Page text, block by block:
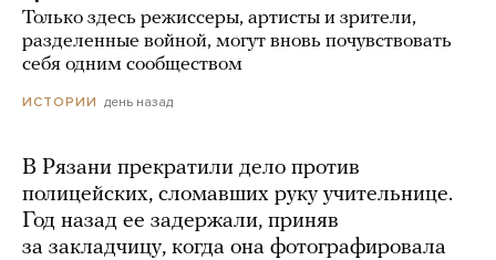
Только здесь режиссеры, артисты и зрители,
разделенные войной, могут вновь почувствовать
себя одним сообществом
ИСТОРИИ день назад
В Рязани прекратили дело против
полицейских, сломавших руку учительнице.
Год назад ее задержали, приняв
за закладчицу, когда она фотографировала